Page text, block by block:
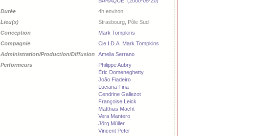
Durée
4h environ
Lieu(x)
Strasbourg, Pôle Sud
Conception
Mark Tompkins
Compagnie
Cie I.D.A. Mark Tompkins
Administration/Production/Diffusion Amelia Serrano
Performeurs
Philippe Aubry
Éric Domeneghetty
Joâo Fiadeiro
Luciana Fina
Cendrine Gallezot
Françoise Leick
Matthias Macht
Vera Mantero
Jörg Müller
Vincent Peter